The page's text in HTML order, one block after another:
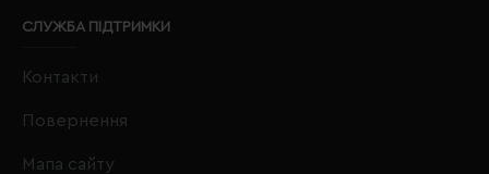
СЛУЖБА ПІДТРИМКИ
Контакти
Повернення
Мапа сайту